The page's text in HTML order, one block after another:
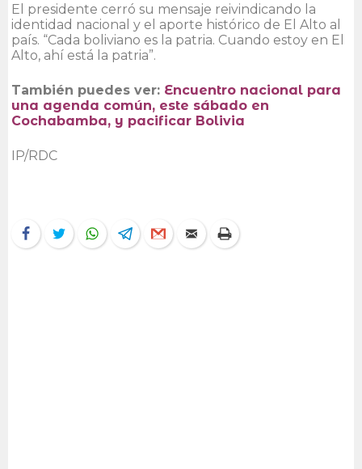
El presidente cerró su mensaje reivindicando la
identidad nacional y el aporte histórico de El Alto al
país. “Cada boliviano es la patria. Cuando estoy en El
Alto, ahí está la patria”.
También puedes ver: Encuentro nacional para
una agenda común, este sábado en
Cochabamba, y pacificar Bolivia
IP/RDC